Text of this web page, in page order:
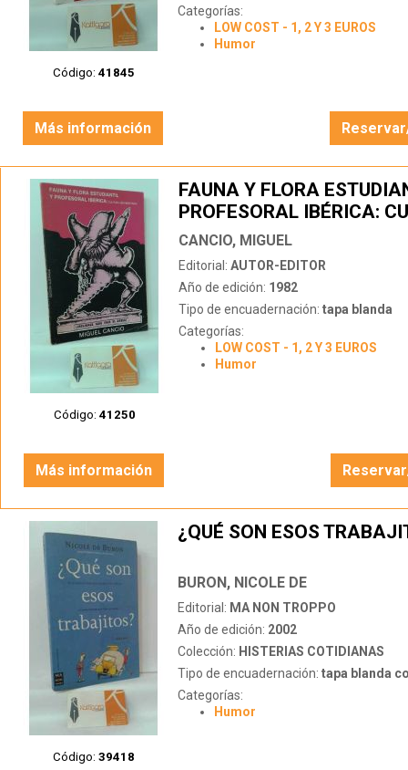
Código: 41845
Categorías:
LOW COST - 1, 2 Y 3 EUROS
Humor
Más información
Código: 41250
FAUNA Y FLORA
PROFESORAL IBÉRICA:
UNIVERSITARIA
CANCIO, MIGUEL
Editorial: AUTOR-EDITOR
Año de edición: 1982
Tipo de encuadernación: tapa blanda
Categorías:
LOW COST - 1, 2 Y 3 EUROS
Humor
Más información
Código: 39418
¿QUÉ SON ESOS
BURON, NICOLE DE
Editorial: MA NON TROPPO
Año de edición: 2002
Colección: HISTERIAS COTIDIANAS
Tipo de encuadernación: tapa blanda
Categorías:
Humor